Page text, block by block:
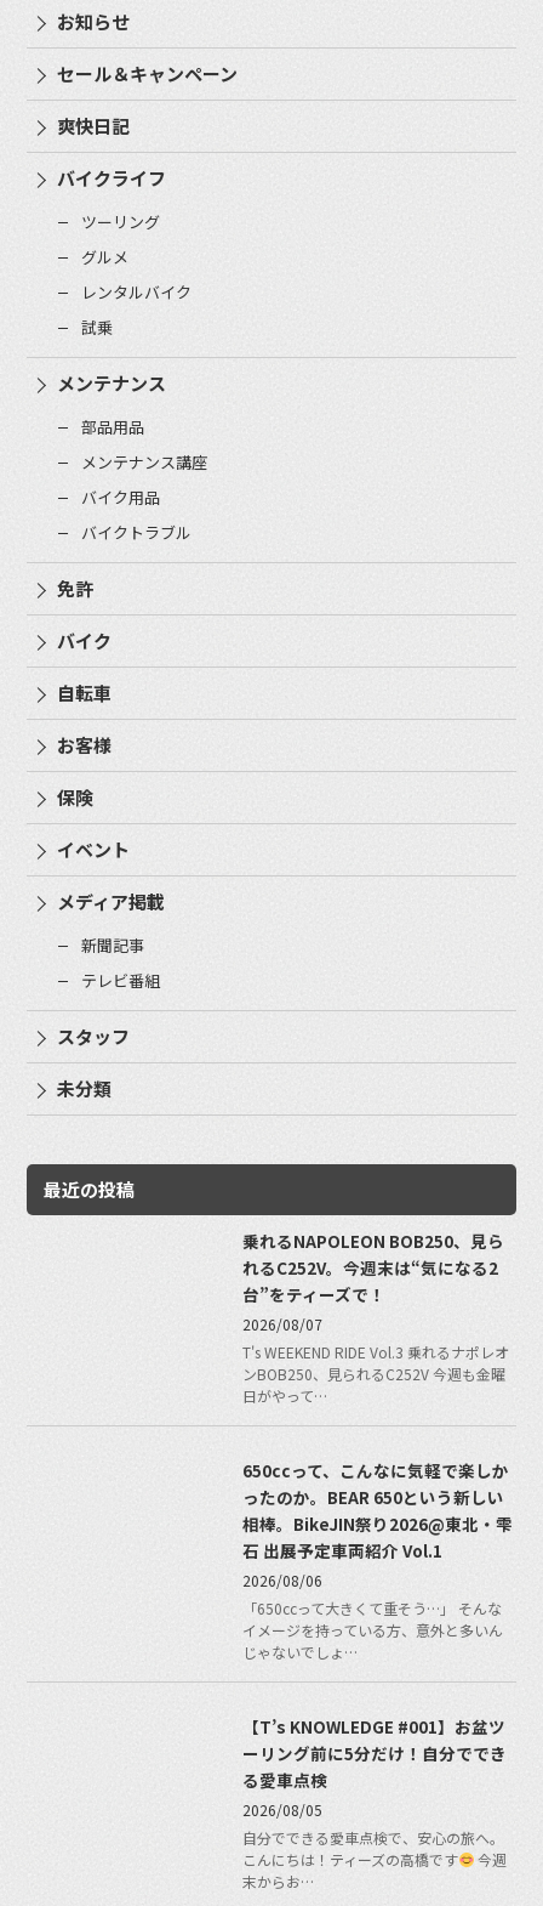
お知らせ
セール＆キャンペーン
爽快日記
バイクライフ
ツーリング
グルメ
レンタルバイク
試乗
メンテナンス
部品用品
メンテナンス講座
バイク用品
バイクトラブル
免許
バイク
自転車
お客様
保険
イベント
メディア掲載
新聞記事
テレビ番組
スタッフ
未分類
最近の投稿
乗れるNAPOLEON BOB250、見ら
れるC252V。今週末は“気になる2
台”をティーズで！
2026/08/07
T's WEEKEND RIDE Vol.3 乗れるナポレオ
ンBOB250、見られるC252V 今週も金曜
日がやって…
650ccって、こんなに気軽で楽しか
ったのか。BEAR 650という新しい
相棒。BikeJIN祭り2026@東北・雫
石 出展予定車両紹介 Vol.1
2026/08/06
「650ccって大きくて重そう…」 そんな
イメージを持っている方、意外と多いん
じゃないでしょ…
【T’s KNOWLEDGE #001】お盆ツ
ーリング前に5分だけ！自分ででき
る愛車点検
2026/08/05
自分でできる愛車点検で、安心の旅へ。
こんにちは！ティーズの高橋です
今週
末からお…